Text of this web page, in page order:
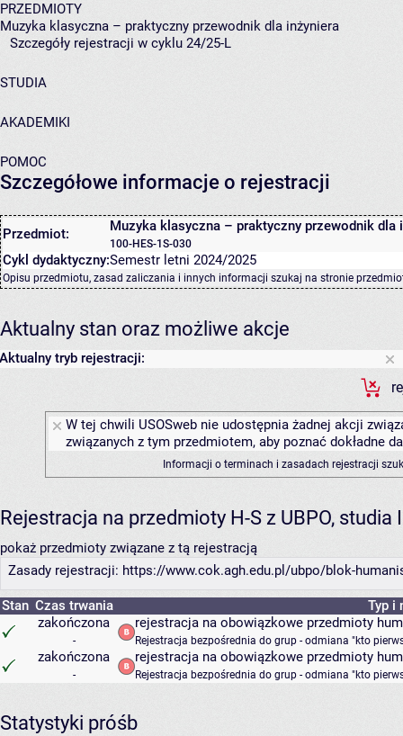
PRZEDMIOTY
Muzyka klasyczna – praktyczny przewodnik dla inżyniera
Szczegóły rejestracji w cyklu 24/25-L
STUDIA
AKADEMIKI
POMOC
Szczegółowe informacje o rejestracji
Przedmiot: Muzyka klasyczna – praktyczny przewodnik dla
100-HES-1S-030
Cykl dydaktyczny:Semestr letni 2024/2025
Opisu przedmiotu, zasad zaliczania i innych informacji szukaj na stronie
Aktualny stan oraz możliwe akcje
Aktualny tryb rejestracji:
W tej chwili USOSweb nie udostępnia żadnej akcji
związanych z tym przedmiotem, aby poznać dokładne
Informacji o terminach i zasadach rejestracji
Rejestracja na przedmioty H-S z UBPO,
pokaż przedmioty związane z tą rejestracją
Zasady rejestracji: https://www.cok.agh.edu.pl/ubpo/blok-
Stan Czas trwania
Typ i
zakończona
-
rejestracja na obowiązkowe przedmioty
Rejestracja bezpośrednia do grup - odmiana "kto
zakończona
-
rejestracja na obowiązkowe przedmioty
Rejestracja bezpośrednia do grup - odmiana "kto
Statystyki próśb